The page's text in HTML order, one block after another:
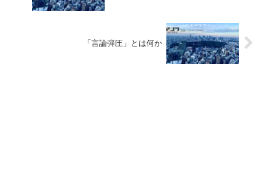
「言論弾圧」とは何か